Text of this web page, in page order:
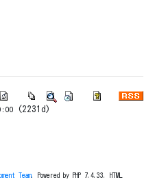
(2231d)
Team. Powered by PHP 7.4.33. HTML